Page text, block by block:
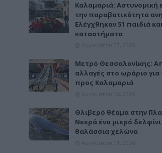
Καλαμαριά: Αστυνομική
την παραβατικότητα
Ελέγχθηκαν 51 παιδιά
καταστήματα
Μετρό Θεσσαλονίκης:
αλλαγές στο ωράριο
προς Καλαμαριά
Θλιβερό θέαμα στην
Νεκρά ένα μικρό δελφίνι
θαλάσσια χελώνα